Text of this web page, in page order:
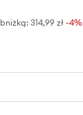
314,99 zł -4%